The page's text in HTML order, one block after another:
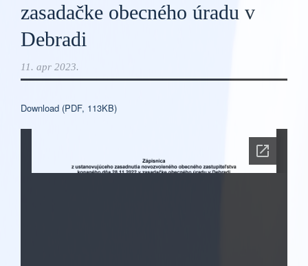
zasadačke obecného úradu v
Debradi
11. apr 2023.
Download (PDF, 113KB)